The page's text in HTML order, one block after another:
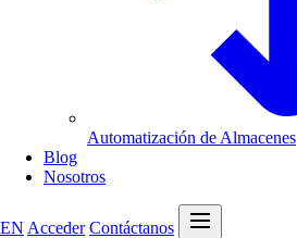
Automatización de Almacenes
Blog
Nosotros
EN Acceder Contáctanos
Abrir menú